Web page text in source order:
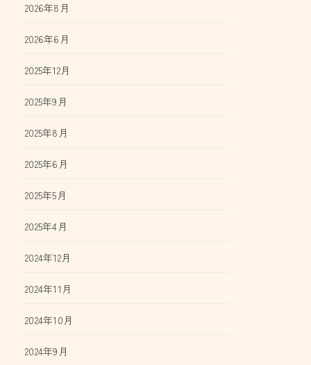
2026年8月
2026年6月
2025年12月
2025年9月
2025年8月
2025年6月
2025年5月
2025年4月
2024年12月
2024年11月
2024年10月
2024年9月